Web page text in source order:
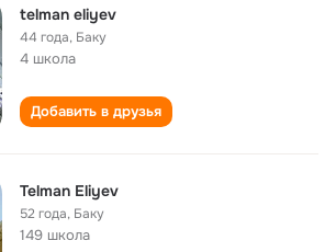
telman eliyev
44 года, Баку
4 школа
Добавить в друзья
Telman Eliyev
52 года, Баку
149 школа